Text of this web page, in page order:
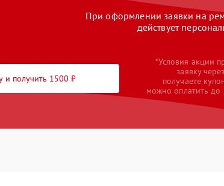
При оформлении заявки на
действует
и получить 1500 ₽
*Условия акции
заявку
получаете
можно оплатить до